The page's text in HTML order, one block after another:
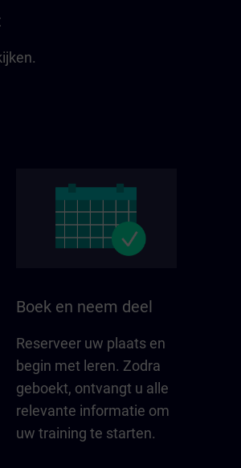
Boek en neem deel
Reserveer uw plaats en
begin met leren. Zodra
geboekt, ontvangt u alle
relevante informatie om
uw training te starten.